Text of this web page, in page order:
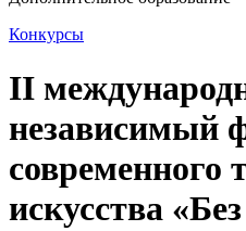
Конкурсы
II
независимый
современного
искусства